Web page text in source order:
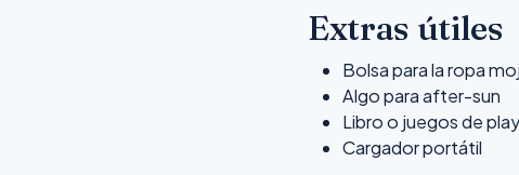
Extras útiles
Bolsa para la ropa
Algo para after-sun
Libro o juegos de
Cargador portátil